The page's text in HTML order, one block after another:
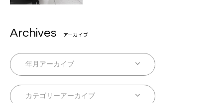
Archives アーカイブ